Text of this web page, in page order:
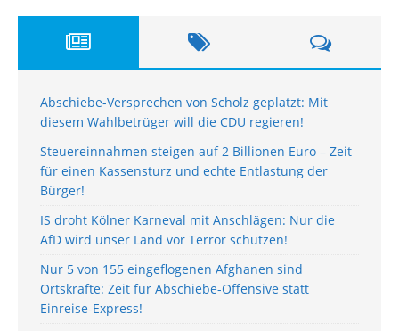
Abschiebe-Versprechen von Scholz geplatzt: Mit
diesem Wahlbetrüger will die CDU regieren!
Steuereinnahmen steigen auf 2 Billionen Euro – Zeit
für einen Kassensturz und echte Entlastung der
Bürger!
IS droht Kölner Karneval mit Anschlägen: Nur die
AfD wird unser Land vor Terror schützen!
Nur 5 von 155 eingeflogenen Afghanen sind
Ortskräfte: Zeit für Abschiebe-Offensive statt
Einreise-Express!